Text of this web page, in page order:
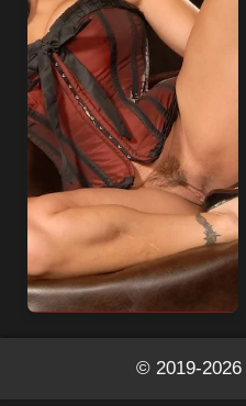
© 2019-2026